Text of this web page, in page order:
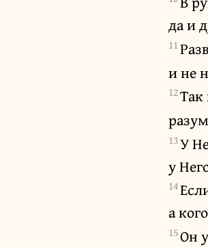
да и
11
и не
12Так
13У
у
14
а
15Он